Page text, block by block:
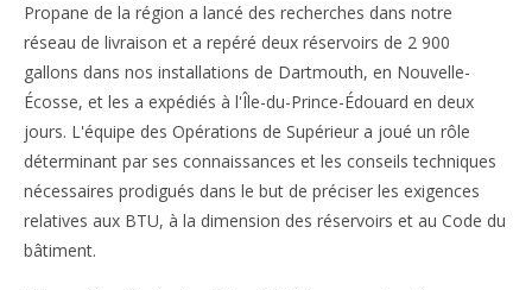
Propane de la région a lancé des recherches dans notre
réseau de livraison et a repéré deux réservoirs de 2 900
gallons dans nos installations de Dartmouth, en Nouvelle-
Écosse, et les a expédiés à l'Île-du-Prince-Édouard en deux
jours. L'équipe des Opérations de Supérieur a joué un rôle
déterminant par ses connaissances et les conseils techniques
nécessaires prodigués dans le but de préciser les exigences
relatives aux BTU, à la dimension des réservoirs et au Code du
bâtiment.